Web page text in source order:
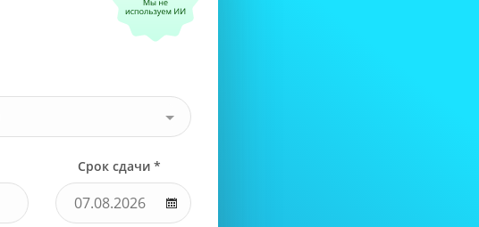
Срок сдачи *